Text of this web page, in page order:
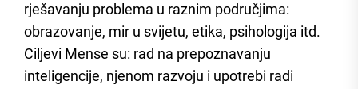
rješavanju problema u raznim područjima:
obrazovanje, mir u svijetu, etika, psihologija itd.
Ciljevi Mense su: rad na prepoznavanju
inteligencije, njenom razvoju i upotrebi radi